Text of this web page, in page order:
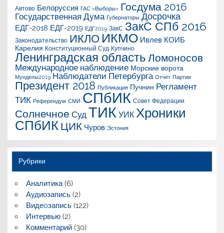
Автово Белоруссия ГАС «Выборы» Госдума 2016
Государственная Дума Губернаторы Досрочка
ЕДГ-2018 ЕДГ-2019 ЕДГ2019 ЗакС ЗакС СПб 2016
Законодательство ИКЛО ИКМО Ивлев КОИБ
Карелия Конституционный Суд Купчино
Ленинградская область Ломоносов
Международное наблюдение Морские ворота
Мундепы2019 Наблюдатели Петербурга Отчет Партии
Президент 2018 Публикация Пучнин Регламент
ТИК Референдум СМИ СПбИК Совет Федерации
Солнечное Суд ТИК УИК Хроники
СПбИК ЦИК Чуров Эстония
Рубрики
Аналитика(6)
Аудиозапись(2)
Видеoзапись(122)
Интервью(2)
Комментарий(30)